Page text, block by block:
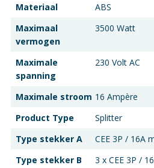
Materiaal
ABS
Maximaal
vermogen
3500 Watt
Maximale
spanning
230 Volt AC
Maximale stroom 16 Ampère
Product Type
Splitter
Type stekker A
CEE 3P / 16A
Type stekker B
3 x CEE 3P /